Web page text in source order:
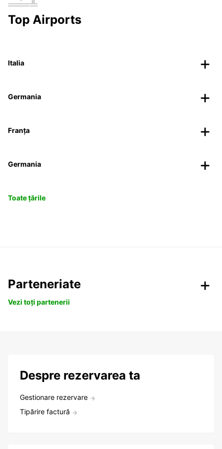
Top Airports
Italia
Germania
Franța
Germania
Toate țările
Parteneriate
Vezi toți partenerii
Despre rezervarea ta
Gestionare rezervare
Tipărire factură